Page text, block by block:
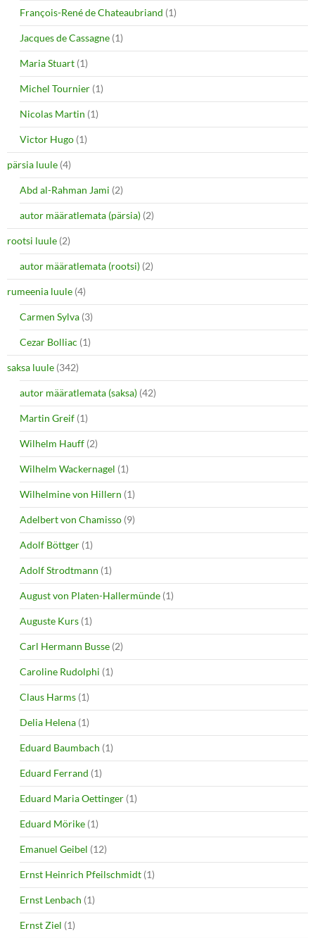
François-René de Chateaubriand (1)
Jacques de Cassagne (1)
Maria Stuart (1)
Michel Tournier (1)
Nicolas Martin (1)
Victor Hugo (1)
pärsia luule (4)
Abd al-Rahman Jami (2)
autor määratlemata (pärsia) (2)
rootsi luule (2)
autor määratlemata (rootsi) (2)
rumeenia luule (4)
Carmen Sylva (3)
Cezar Bolliac (1)
saksa luule (342)
autor määratlemata (saksa) (42)
Martin Greif (1)
Wilhelm Hauff (2)
Wilhelm Wackernagel (1)
Wilhelmine von Hillern (1)
Adelbert von Chamisso (9)
Adolf Böttger (1)
Adolf Strodtmann (1)
August von Platen-Hallermünde (1)
Auguste Kurs (1)
Carl Hermann Busse (2)
Caroline Rudolphi (1)
Claus Harms (1)
Delia Helena (1)
Eduard Baumbach (1)
Eduard Ferrand (1)
Eduard Maria Oettinger (1)
Eduard Mörike (1)
Emanuel Geibel (12)
Ernst Heinrich Pfeilschmidt (1)
Ernst Lenbach (1)
Ernst Ziel (1)